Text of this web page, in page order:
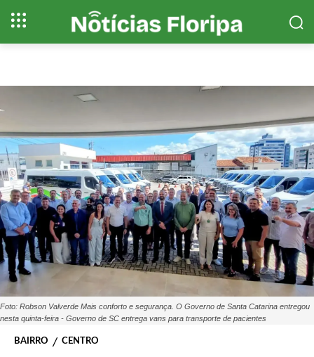
Foto: Robson Valverde Mais conforto e segurança. O Governo de Santa Catarina entregou
nesta quinta-feira - Governo de SC entrega vans para transporte de pacientes
BAIRRO CENTRO